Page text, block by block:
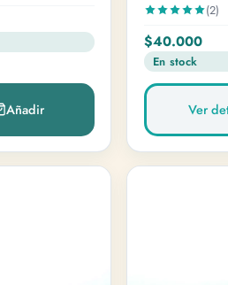
Añadir
(2)
$40.000
En stock
Ver